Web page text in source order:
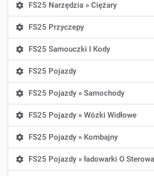
FS25 Narzędzia » Ciężary
FS25 Przyczepy
FS25 Samouczki I Kody
FS25 Pojazdy
FS25 Pojazdy » Samochody
FS25 Pojazdy » Wózki Widłowe
FS25 Pojazdy » Kombajny
FS25 Pojazdy » ładowarki O